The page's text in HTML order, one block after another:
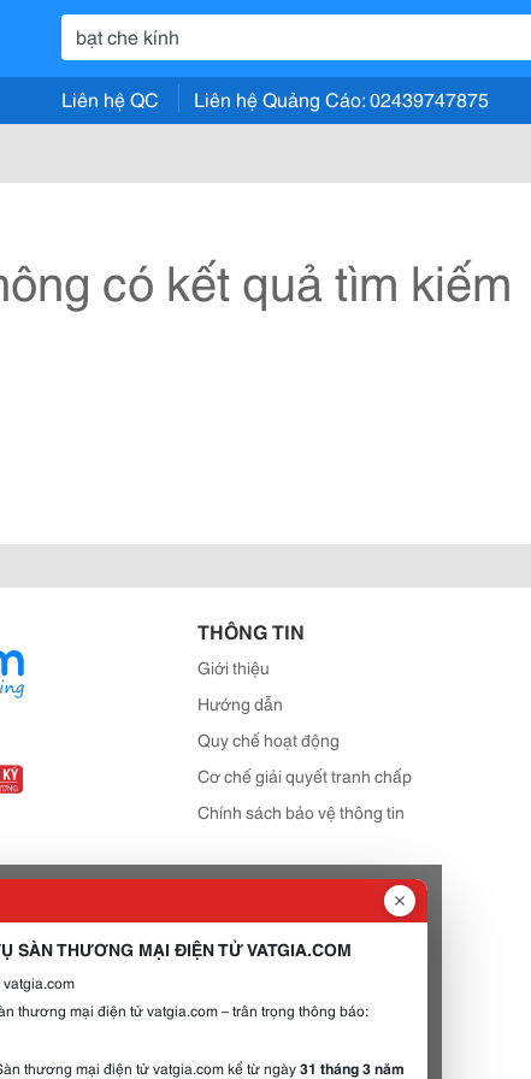
Liên hệ QC Liên hệ Quảng Cáo: 02439747875
có kết quả tìm kiếm
THÔNG TIN
Giới thiệu
Hướng dẫn
Quy chế hoạt động
Cơ chế giải quyết tranh chấp
Chính sách bảo vệ thông tin
SÀN THƯƠNG MẠI ĐIỆN TỬ VATGIA.COM
thương mại điện tử vatgia.com – trân trọng thông báo:
thương mại điện tử vatgia.com kể từ ngày31 tháng 3 năm